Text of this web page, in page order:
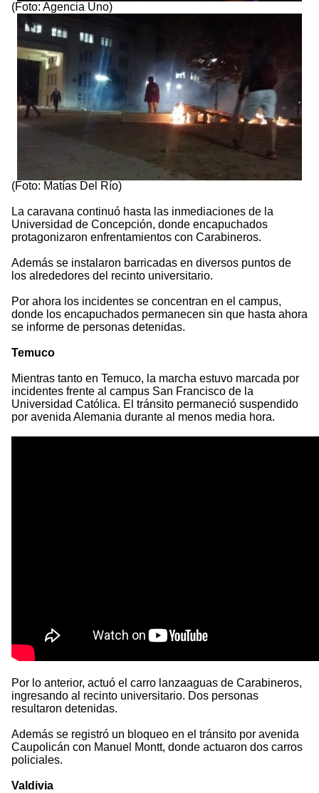
(Foto: Agencia Uno)
(Foto: Matías Del Río)
La caravana continuó hasta las inmediaciones de la
Universidad de Concepción, donde encapuchados
protagonizaron enfrentamientos con Carabineros.
Además se instalaron barricadas en diversos puntos de
los alrededores del recinto universitario.
Por ahora los incidentes se concentran en el campus,
donde los encapuchados permanecen sin que hasta ahora
se informe de personas detenidas.
Temuco
Mientras tanto en Temuco, la marcha estuvo marcada por
incidentes frente al campus San Francisco de la
Universidad Católica. El tránsito permaneció suspendido
por avenida Alemania durante al menos media hora.
Por lo anterior, actuó el carro lanzaaguas de Carabineros,
ingresando al recinto universitario. Dos personas
resultaron detenidas.
Además se registró un bloqueo en el tránsito por avenida
Caupolicán con Manuel Montt, donde actuaron dos carros
policiales.
Valdivia